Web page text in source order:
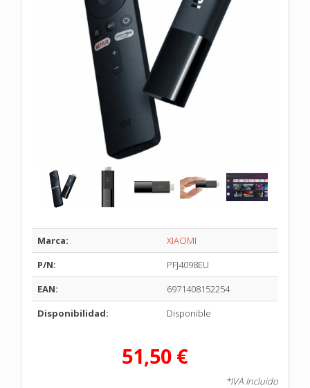
Marca:
XIAOMI
P/N:
PFJ4098EU
EAN:
6971408152254
Disponibilidad:
Disponible
51,50 €
*IVA Incluido